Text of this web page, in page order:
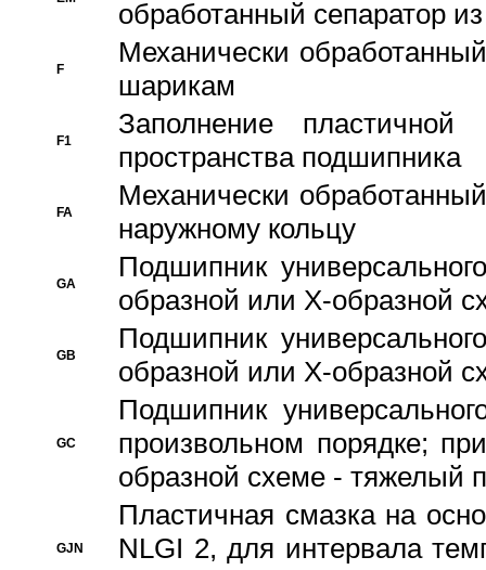
обработанный сепаратор
F
Механически
шарикам
F1
Заполнение
пространства подшипника
FA
Механически
наружному кольцу
GA
Подшипник
образной или Х-образной
GB
Подшипник
образной или Х-образной
GC
Подшипник
произвольном порядке;
образной схеме - тяжелый
GJN
Пластичная смазка на
NLGI 2, для интервала